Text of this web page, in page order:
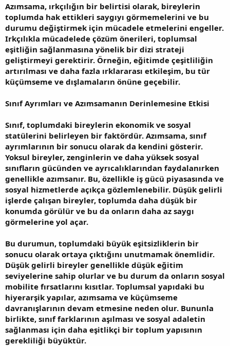
Azımsama, ırkçılığın bir belirtisi olarak, bireylerin
toplumda hak ettikleri saygıyı görmemelerini ve bu
durumu değiştirmek için mücadele etmelerini engeller.
Irkçılıkla mücadelede çözüm önerileri, toplumsal
eşitliğin sağlanmasına yönelik bir dizi strateji
geliştirmeyi gerektirir. Örneğin, eğitimde çeşitliliğin
artırılması ve daha fazla ırklararası etkileşim, bu tür
küçümseme ve dışlamaların önüne geçebilir.
Sınıf Ayrımları ve Azımsamanın Derinlemesine Etkisi
Sınıf, toplumdaki bireylerin ekonomik ve sosyal
statülerini belirleyen bir faktördür. Azımsama, sınıf
ayrımlarının bir sonucu olarak da kendini gösterir.
Yoksul bireyler, zenginlerin ve daha yüksek sosyal
sınıfların gücünden ve ayrıcalıklarından faydalanırken
genellikle azımsanır. Bu, özellikle iş gücü piyasasında ve
sosyal hizmetlerde açıkça gözlemlenebilir. Düşük gelirli
işlerde çalışan bireyler, toplumda daha düşük bir
konumda görülür ve bu da onların daha az saygı
görmelerine yol açar.
Bu durumun, toplumdaki büyük eşitsizliklerin bir
sonucu olarak ortaya çıktığını unutmamak önemlidir.
Düşük gelirli bireyler genellikle düşük eğitim
seviyelerine sahip olurlar ve bu durum da onların sosyal
mobilite fırsatlarını kısıtlar. Toplumsal yapıdaki bu
hiyerarşik yapılar, azımsama ve küçümseme
davranışlarının devam etmesine neden olur. Bununla
birlikte, sınıf farklarının aşılması ve sosyal adaletin
sağlanması için daha eşitlikçi bir toplum yapısının
gerekliliği büyüktür.